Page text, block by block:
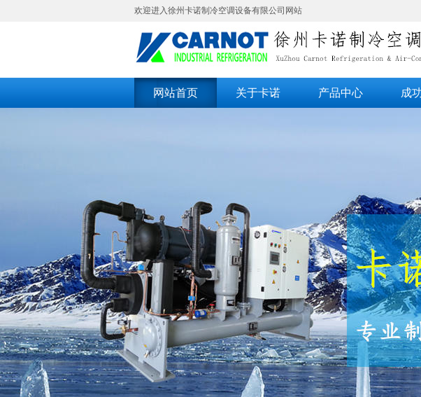
欢迎进入徐州卡诺制冷空调设备有限公司网站
网站首页 关于卡诺 产品中心 成